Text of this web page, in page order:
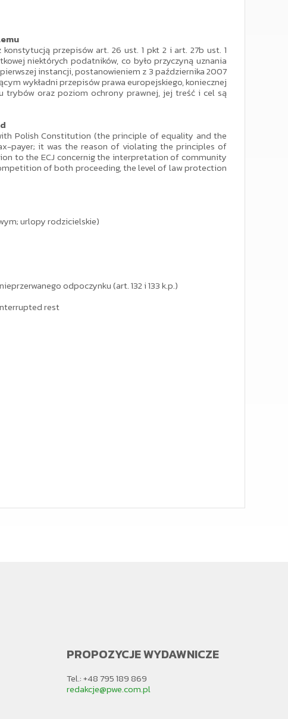
przepisów art. 26 ust. 1 pkt 2 i art. 27b ust. 1
niektórych podatników, co było przyczyną uznania
instancji, postanowieniem z 3 października 2007
wykładni przepisów prawa europejskiego, koniecznej
trybów oraz poziom ochrony prawnej, jej treść i cel są
Polish Constitution (the principle of equality and the
payer; it was the reason of violating the principles of
to the ECJ concernig the interpretation of community
of both proceeding, the level of law protection
urlopy rodzicielskie)
odpoczynku (art. 132 i 133 k.p.)
rest
PROPOZYCJE WYDAWNICZE
Tel.: +48 795 189 869
redakcje@pwe.com.pl